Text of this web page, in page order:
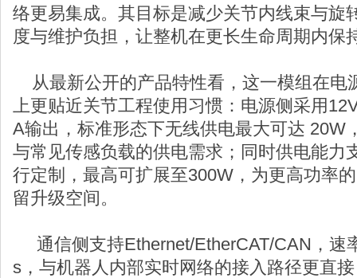
络更易集成。其目标是减少关节内线束与旋
度与维护负担，让整机在更长生命周期内保
从最新公开的产品特性看，这一模组在电
上更贴近关节工程使用习惯：电源侧采用
A输出，标准形态下无线供电最大可达 20W
与常见传感负载的供电需求；同时供电能力
行定制，最高可扩展至300W，为更高功率
留升级空间。
通信侧支持Ethernet/EtherCAT/CAN，速
s，与机器人内部实时网络的接入路径更直